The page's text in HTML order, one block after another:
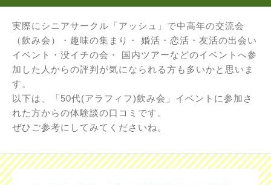
実際にシニアサークル「アッシュ」で中高年の交流会
（飲み会）・趣味の集まり・ 婚活・恋活・友活の出会い
イベント・没イチの会・ 国内ツアーなどのイベントへ参
加した人からの評判が気になられる方も多いかと思いま
す。
以下は、「50代(アラフィフ)飲み会」イベントに参加さ
れた方からの体験談の口コミです。
ぜひご参考にしてみてくださいね。